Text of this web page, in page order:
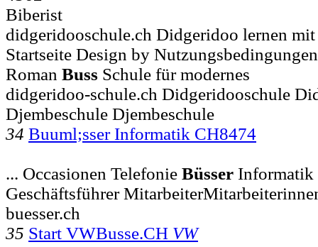
Biberist
didgeridooschule.ch Didgeridoo lernen mit
Startseite Design by
Roman Buss Schule für modernes
didgeridoo-schule.ch Didgeridooschule
Djembeschule Djembeschule
34 Buuml;sser Informatik CH8474
... Occasionen Telefonie Büsser
Geschäftsführer
buesser.ch
35 Start VWBusse.CH VW